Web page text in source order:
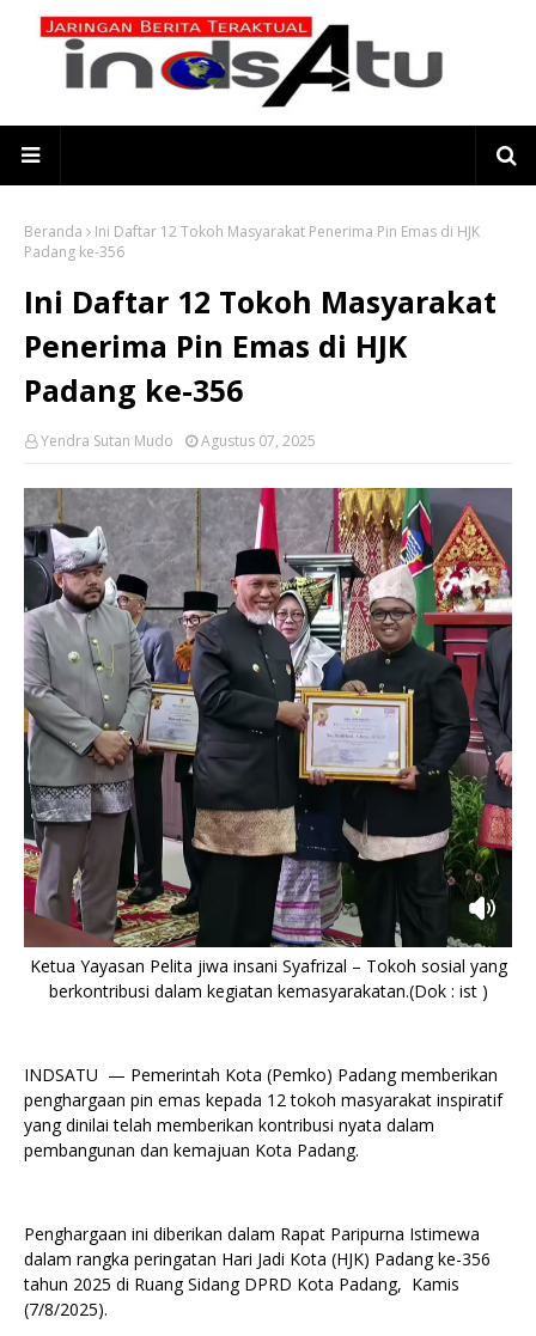
Beranda
Ini Daftar 12 Tokoh Masyarakat Penerima Pin Emas di HJK
Padang ke-356
Ini Daftar 12 Tokoh Masyarakat
Penerima Pin Emas di HJK
Padang ke-356
Yendra Sutan Mudo Agustus 07, 2025
Ketua Yayasan Pelita jiwa insani Syafrizal – Tokoh sosial yang
berkontribusi dalam kegiatan kemasyarakatan.(Dok : ist )
INDSATU — Pemerintah Kota (Pemko) Padang memberikan
penghargaan pin emas kepada 12 tokoh masyarakat inspiratif
yang dinilai telah memberikan kontribusi nyata dalam
pembangunan dan kemajuan Kota Padang.
Penghargaan ini diberikan dalam Rapat Paripurna Istimewa
dalam rangka peringatan Hari Jadi Kota (HJK) Padang ke-356
tahun 2025 di Ruang Sidang DPRD Kota Padang, Kamis
(7/8/2025).